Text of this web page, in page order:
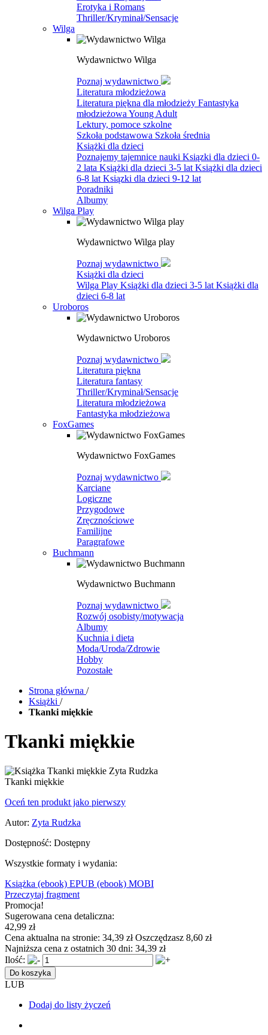
Erotyka i Romans
Thriller/Kryminał/Sensacje
Wilga
Wydawnictwo Wilga
Poznaj wydawnictwo
Literatura młodzieżowa
Literatura piękna dla młodzieży Fantastyka
młodzieżowa Young Adult
Lektury, pomoce szkolne
Szkoła podstawowa Szkoła średnia
Książki dla dzieci
Poznajemy tajemnice nauki Ksiązki dla dzieci 0-
2 lata Książki dla dzieci 3-5 lat Książki dla dzieci
6-8 lat Ksiązki dla dzieci 9-12 lat
Poradniki
Albumy
Wilga Play
Wydawnictwo Wilga play
Poznaj wydawnictwo
Książki dla dzieci
Wilga Play Książki dla dzieci 3-5 lat Książki dla
dzieci 6-8 lat
Uroboros
Wydawnictwo Uroboros
Poznaj wydawnictwo
Literatura piękna
Literatura fantasy
Thriller/Kryminał/Sensacje
Literatura młodzieżowa
Fantastyka młodzieżowa
FoxGames
Wydawnictwo FoxGames
Poznaj wydawnictwo
Karciane
Logiczne
Przygodowe
Zręcznościowe
Familijne
Paragrafowe
Buchmann
Wydawnictwo Buchmann
Poznaj wydawnictwo
Rozwój osobisty/motywacja
Albumy
Kuchnia i dieta
Moda/Uroda/Zdrowie
Hobby
Pozostałe
Strona główna /
Książki /
Tkanki miękkie
Tkanki miękkie
Tkanki miękkie
Oceń ten produkt jako pierwszy
Autor: Zyta Rudzka
Dostępność: Dostępny
Wszystkie formaty i wydania:
Książka (ebook) EPUB (ebook) MOBI
Przeczytaj fragment
Promocja!
Sugerowana cena detaliczna:
42,99 zł
Cena aktualna na stronie: 34,39 złOszczędzasz 8,60 zł
Najniższa cena z ostatnich 30 dni: 34,39 zł
Ilość:
Do koszyka
LUB
Dodaj do listy życzeń